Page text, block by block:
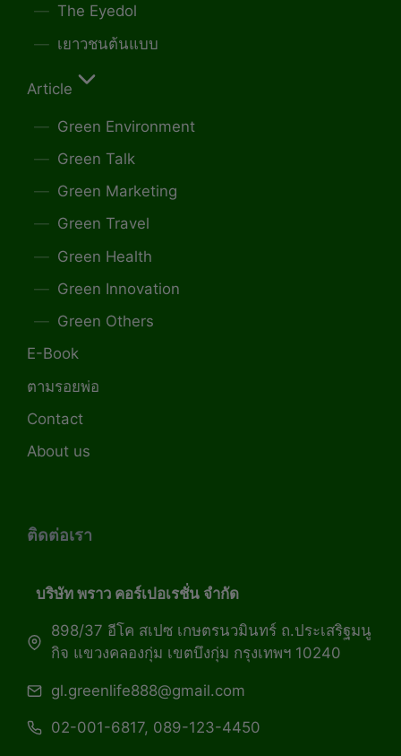
The Eyedol
เยาวชนต้นแบบ
Article
Green Environment
Green Talk
Green Marketing
Green Travel
Green Health
Green Innovation
Green Others
E-Book
ตามรอยพ่อ
Contact
About us
ติดต่อเรา
บริษัท พราว คอร์เปอเรชั่น จำกัด
898/37 อีโค สเปซ เกษตรนวมินทร์ ถ.ประเสริฐมนู
กิจ แขวงคลองกุ่ม เขตบึงกุ่ม กรุงเทพฯ 10240
gl.greenlife888@gmail.com
02-001-6817, 089-123-4450